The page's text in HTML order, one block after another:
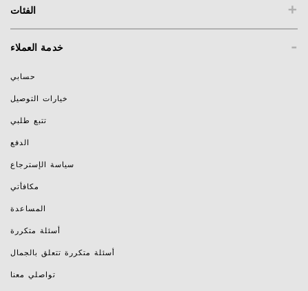
+ الفئات
- خدمة العملاء
حسابي
خيارات التوصيل
تتبع طلبي
الدفع
سياسة الإسترجاع
مكافأتي
المساعدة
أسئلة متكررة
أسئلة متكررة تتعلق بالجمال
تواصلي معنا